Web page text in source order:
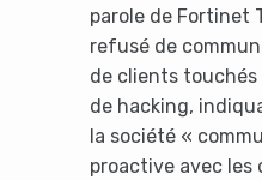
parole de Fortinet
refusé de
de clients
de hacking,
la société «
proactive avec les